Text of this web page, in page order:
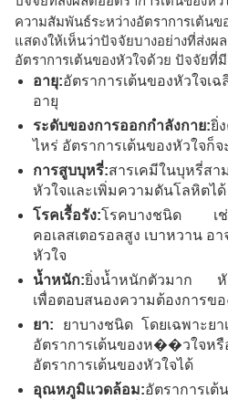
ความสัมพันธ์ระหว่างอัตราการเต้น
แสดงให้เห็นว่าปัจจัยบางอย่างที่ส่ง
อัตราการเต้นของหัวใจด้วย ปัจจัยที่
อายุ:อัตราการเต้นของหัวใจเ
อายุ
ระดับของการออกกำลังกาย:ยิ่
ไหร่ อัตราการเต้นของหัวใจก็
การสูบบุหรี่:สารเคมีในบุหรี่สา
หัวใจและเพิ่มความดันโลหิตได้
โรคเรื้อรัง:โรคบางชนิด เ
คอเลสเตอรอลสูง เบาหวาน อ
หัวใจ
น้ำหนัก:ยิ่งน้ำหนักตัวมาก หั
เพื่อตอบสนองความต้องการขอ
ยา: ยาบางชนิด โดยเฉพาะย
อัตราการเต้นของห��วใจหรื
อัตราการเต้นของหัวใจได้
อุณหภูมิแวดล้อม:อัตราการเต้